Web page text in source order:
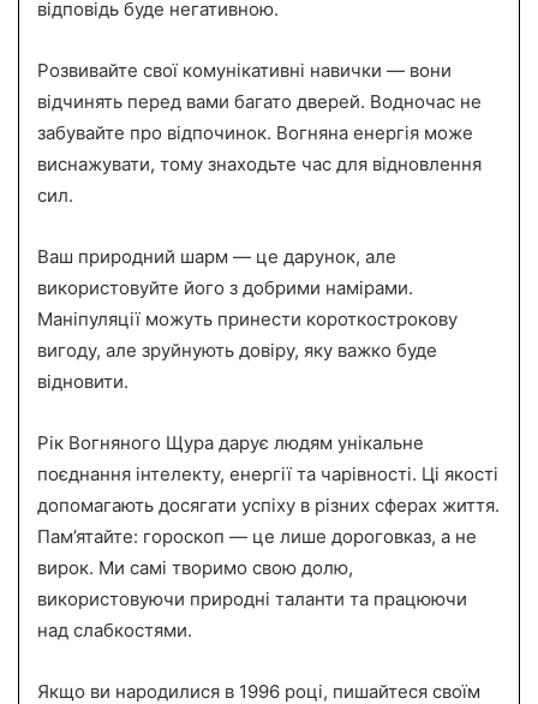
відповідь буде негативною.
Розвивайте свої комунікативні навички — вони
відчинять перед вами багато дверей. Водночас не
забувайте про відпочинок. Вогняна енергія може
виснажувати, тому знаходьте час для відновлення
сил.
Ваш природний шарм — це дарунок, але
використовуйте його з добрими намірами.
Маніпуляції можуть принести короткострокову
вигоду, але зруйнують довіру, яку важко буде
відновити.
Рік Вогняного Щура дарує людям унікальне
поєднання інтелекту, енергії та чарівності. Ці якості
допомагають досягати успіху в різних сферах життя.
Пам’ятайте: гороскоп — це лише дороговказ, а не
вирок. Ми самі творимо свою долю,
використовуючи природні таланти та працюючи
над слабкостями.
Якщо ви народилися в 1996 році, пишайтеся своїм